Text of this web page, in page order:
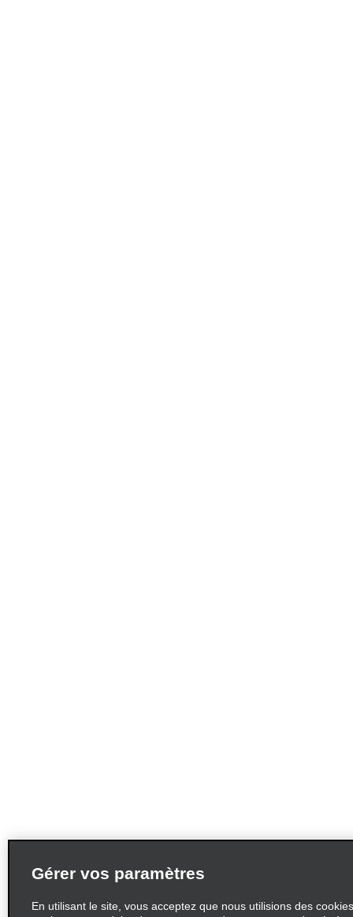
Gérer vos paramètres
En utilisant le site, vous acceptez que nous utilisions des